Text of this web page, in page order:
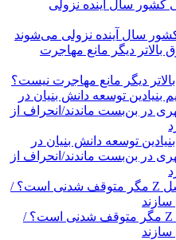
سال آینده نزولی می‌شوند
دیگر مانع مهاجرت نیست؟
توسعه دانش بنیان در
در بن‌بست ماندند/انحراف از
سیلیکن ولیِ تهران؛ این ایران نسل Z مگر متوقف شدنی است؟ /
سازند